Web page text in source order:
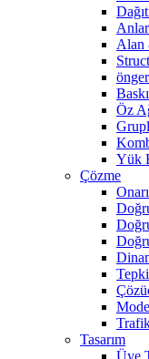
Anlar
Alan
Öz
Yük
Çözme
Tasarım